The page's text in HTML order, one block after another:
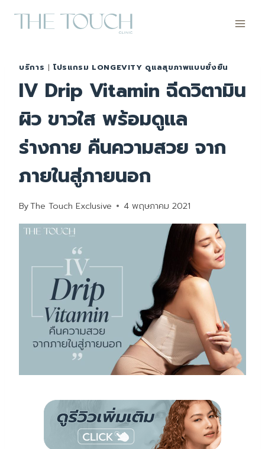
บริการ |โปรแกรม LONGEVITY ดูแลสุขภาพแบบยั่งยืน
IV Drip Vitamin ฉีดวิตามิน
ผิว ขาวใส พร้อมดูแล
ร่างกาย คืนความสวย จาก
ภายในสู่ภายนอก
ByThe Touch Exclusive 4 พฤษภาคม 2021